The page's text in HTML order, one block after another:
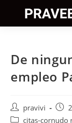
content
De
empleo
Auteur/autrice
de
pravivi
Post
Postcitas-cornudo